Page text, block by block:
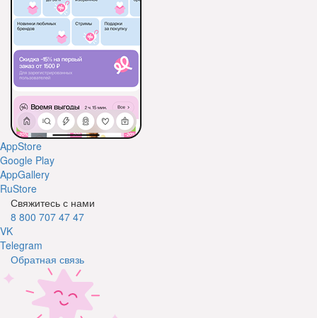
AppStore
Google Play
AppGallery
RuStore
Свяжитесь с нами
8 800 707 47 47
VK
Telegram
Обратная связь